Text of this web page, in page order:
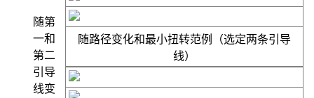
随第
一和
第二
引导
线变
随路径变化和最小扭转范例（选定两条引导
线）